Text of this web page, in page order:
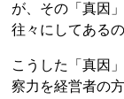
が、その「真因
往々にしてある
こうした「真因
察力を経営者の